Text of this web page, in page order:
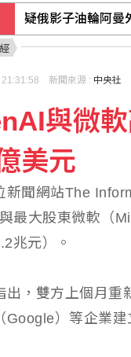
疑俄影子油輪阿
緬甸總統敏昂萊
自動化工業大展8/
21:31:58 新聞來源 : 中央社
與微
美元
新聞網站The
最大股東微軟（
兆元）。
出，雙方上個月重
Google）等企業建